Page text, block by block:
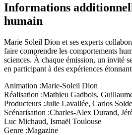
Informations
humain
Marie Soleil Dion et ses experts
faire comprendre les comportements
sciences. À chaque émission, un invité
en participant à des expériences
Animation :Marie-Soleil Dion
Réalisation :Mathieu Gadbois,
Producteurs :Julie Lavallée, Carlos
Scénarisation :Charles-Alex Durand,
Luc Michaud, Ismaël Toulouse
Genre :Magazine